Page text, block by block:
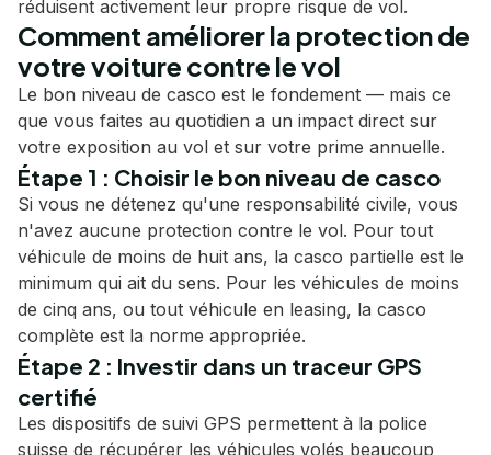
réduisent activement leur propre risque de vol.
Comment améliorer la protection de
votre voiture contre le vol
Le bon niveau de casco est le fondement — mais ce
que vous faites au quotidien a un impact direct sur
votre exposition au vol et sur votre prime annuelle.
Étape 1 : Choisir le bon niveau de casco
Si vous ne détenez qu'une responsabilité civile, vous
n'avez aucune protection contre le vol. Pour tout
véhicule de moins de huit ans, la casco partielle est le
minimum qui ait du sens. Pour les véhicules de moins
de cinq ans, ou tout véhicule en leasing, la casco
complète est la norme appropriée.
Étape 2 : Investir dans un traceur GPS
certifié
Les dispositifs de suivi GPS permettent à la police
suisse de récupérer les véhicules volés beaucoup